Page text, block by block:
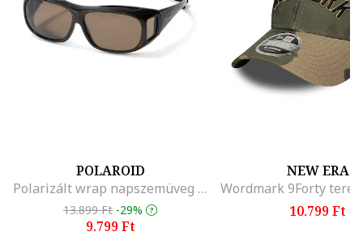
POLAROID
Polarizált wrap napszemüveg rugalmas pánttal
13.899 Ft -29%
9.799 Ft
NEW ERA
10.799 Ft